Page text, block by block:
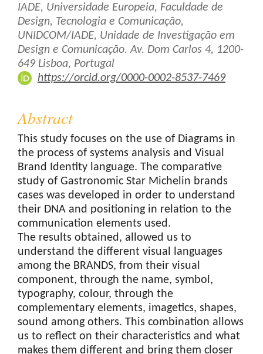
IADE, Universidade Europeia, Faculdade de
Design, Tecnologia e Comunicação,
UNIDCOM/IADE, Unidade de Investigação em
Design e Comunicação. Av. Dom Carlos 4, 1200-
649 Lisboa, Portugal
https://orcid.org/0000-0002-8537-7469
Abstract
This study focuses on the use of Diagrams in
the process of systems analysis and Visual
Brand Identity language. The comparative
study of Gastronomic Star Michelin brands
cases was developed in order to understand
their DNA and positioning in relation to the
communication elements used.
The results obtained, allowed us to
understand the different visual languages
among the BRANDS, from their visual
component, through the name, symbol,
typography, colour, through the
complementary elements, imagetics, shapes,
sound among others. This combination allows
us to reflect on their characteristics and what
makes them different and bring them closer